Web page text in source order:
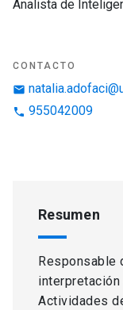
Analista de
CONTACTO
email
phone 955042009
Resumen
Responsable
Actividades